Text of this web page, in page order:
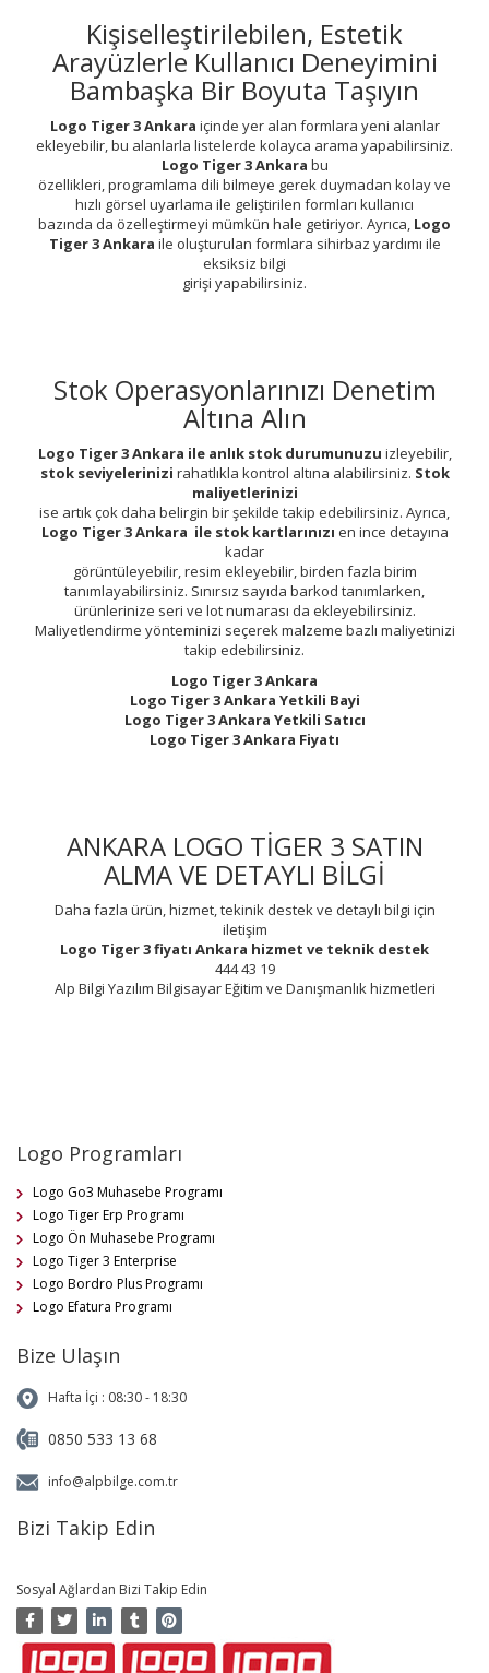
Kişiselleştirilebilen, Estetik
Arayüzlerle Kullanıcı Deneyimini
Bambaşka Bir Boyuta Taşıyın
Logo Tiger 3 Ankara içinde yer alan formlara yeni alanlar
ekleyebilir, bu alanlarla listelerde kolayca arama yapabilirsiniz.
Logo Tiger 3 Ankara bu
özellikleri, programlama dili bilmeye gerek duymadan kolay ve
hızlı görsel uyarlama ile geliştirilen formları kullanıcı
bazında da özelleştirmeyi mümkün hale getiriyor. Ayrıca, Logo
Tiger 3 Ankara ile oluşturulan formlara sihirbaz yardımı ile
eksiksiz bilgi
girişi yapabilirsiniz.
Stok Operasyonlarınızı Denetim
Altına Alın
Logo Tiger 3 Ankara ile anlık stok durumunuzu izleyebilir,
stok seviyelerinizi rahatlıkla kontrol altına alabilirsiniz. Stok
maliyetlerinizi
ise artık çok daha belirgin bir şekilde takip edebilirsiniz. Ayrıca,
Logo Tiger 3 Ankara ile stok kartlarınızı en ince detayına
kadar
görüntüleyebilir, resim ekleyebilir, birden fazla birim
tanımlayabilirsiniz. Sınırsız sayıda barkod tanımlarken,
ürünlerinize seri ve lot numarası da ekleyebilirsiniz.
Maliyetlendirme yönteminizi seçerek malzeme bazlı maliyetinizi
takip edebilirsiniz.
Logo Tiger 3 Ankara
Logo Tiger 3 Ankara Yetkili Bayi
Logo Tiger 3 Ankara Yetkili Satıcı
Logo Tiger 3 Ankara Fiyatı
ANKARA LOGO TİGER 3 SATIN
ALMA VE DETAYLI BİLGİ
Daha fazla ürün, hizmet, tekinik destek ve detaylı bilgi için
iletişim
Logo Tiger 3 fiyatı Ankara hizmet ve teknik destek
444 43 19
Alp Bilgi Yazılım Bilgisayar Eğitim ve Danışmanlık hizmetleri
Logo Programları
Logo Go3 Muhasebe Programı
Logo Tiger Erp Programı
Logo Ön Muhasebe Programı
Logo Tiger 3 Enterprise
Logo Bordro Plus Programı
Logo Efatura Programı
Bize Ulaşın
Hafta İçi : 08:30 - 18:30
0850 533 13 68
info@alpbilge.com.tr
Bizi Takip Edin
Sosyal Ağlardan Bizi Takip Edin